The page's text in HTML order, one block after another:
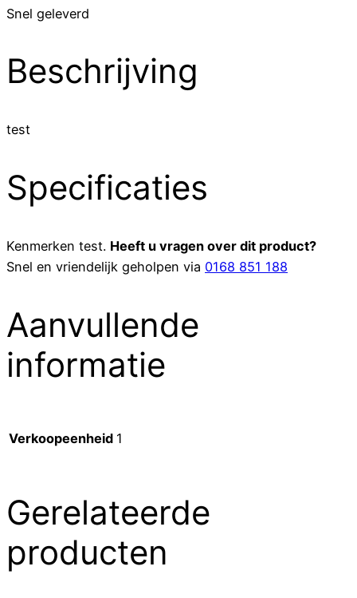
Snel geleverd
Beschrijving
test
Specificaties
Kenmerken test. Heeft u vragen over dit product?
Snel en vriendelijk geholpen via 0168 851 188
Aanvullende
informatie
Verkoopeenheid 1
Gerelateerde
producten